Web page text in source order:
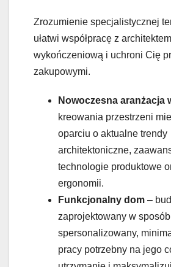
Zrozumienie specjalistycznej
ułatwi współpracę z
wykończeniową i uchroni Cię
zakupowymi.
Nowoczesna aranżacja
kreowania przestrzeni
oparciu o aktualne trendy
architektoniczne,
technologie produktowe
ergonomii.
Funkcjonalny dom –
zaprojektowany w sposób
spersonalizowany,
pracy potrzebny na jego